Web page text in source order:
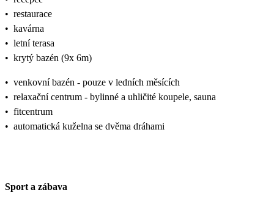
• restaurace
• kavárna
• letní terasa
• krytý bazén (9x 6m)
• venkovní bazén - pouze v ledních měsících
• relaxační centrum - bylinné a uhličité koupele, sauna
• fitcentrum
• automatická kuželna se dvěma dráhami
Sport a zábava